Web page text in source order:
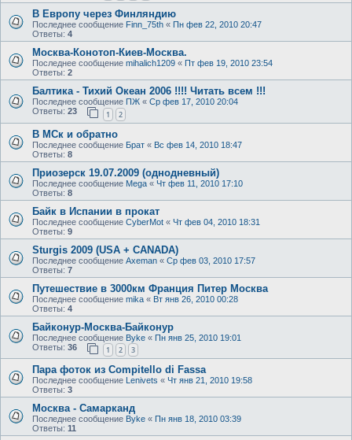
В Европу через Финляндию
Последнее сообщение Finn_75th « Пн фев 22, 2010 20:47
Ответы: 4
Москва-Конотоп-Киев-Москва.
Последнее сообщение mihalich1209 « Пт фев 19, 2010 23:54
Ответы: 2
Балтика - Тихий Океан 2006 !!!! Читать всем !!!
Последнее сообщение ПЖ « Ср фев 17, 2010 20:04
Ответы: 23 1 2
В МСк и обратно
Последнее сообщение Брат « Вс фев 14, 2010 18:47
Ответы: 8
Приозерск 19.07.2009 (однодневный)
Последнее сообщение Mega « Чт фев 11, 2010 17:10
Ответы: 8
Байк в Испании в прокат
Последнее сообщение CyberMot « Чт фев 04, 2010 18:31
Ответы: 9
Sturgis 2009 (USA + CANADA)
Последнее сообщение Axeman « Ср фев 03, 2010 17:57
Ответы: 7
Путешествие в 3000км Франция Питер Москва
Последнее сообщение mika « Вт янв 26, 2010 00:28
Ответы: 4
Байконур-Москва-Байконур
Последнее сообщение Byke « Пн янв 25, 2010 19:01
Ответы: 36 1 2 3
Пара фоток из Compitello di Fassa
Последнее сообщение Lenivets « Чт янв 21, 2010 19:58
Ответы: 3
Москва - Самарканд
Последнее сообщение Byke « Пн янв 18, 2010 03:39
Ответы: 11